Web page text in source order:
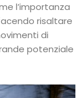
l’importanza
risaltare
di
potenziale